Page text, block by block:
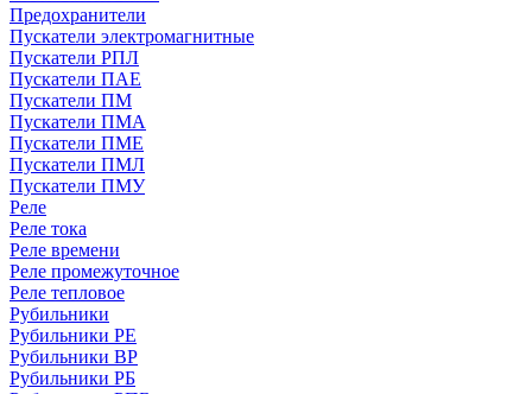
Предохранители
Пускатели электромагнитные
Пускатели РПЛ
Пускатели ПАЕ
Пускатели ПМ
Пускатели ПМА
Пускатели ПМЕ
Пускатели ПМЛ
Пускатели ПМУ
Реле
Реле тока
Реле времени
Реле промежуточное
Реле тепловое
Рубильники
Рубильники РЕ
Рубильники ВР
Рубильники РБ